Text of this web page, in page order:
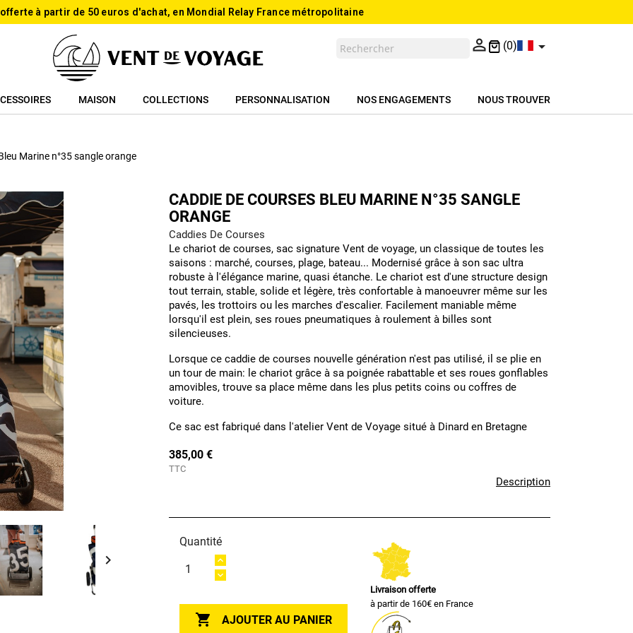
à partir de 50 euros d'achat, en Mondial Relay France métropolitaine
 (0) 
MAISON COLLECTIONS PERSONNALISATION NOS ENGAGEMENTS NOUS TROUVER
Marine n°35 sangle orange

CADDIE DE COURSES BLEU MARINE N°35 SANGLE
ORANGE
Caddies De Courses
Le chariot de courses, sac signature Vent de voyage, un classique de toutes les
saisons : marché, courses, plage, bateau... Modernisé grâce à son sac ultra
robuste à l'élégance marine, quasi étanche. Le chariot est d'une structure design
tout terrain, stable, solide et légère, très confortable à manoeuvrer même sur les
pavés, les trottoirs ou les marches d'escalier. Facilement maniable même
lorsqu'il est plein, ses roues pneumatiques à roulement à billes sont
silencieuses.
Lorsque ce caddie de courses nouvelle génération n'est pas utilisé, il se plie en
un tour de main: le chariot grâce à sa poignée rabattable et ses roues gonflables
amovibles, trouve sa place même dans les plus petits coins ou coffres de
voiture.
Ce sac est fabriqué dans l'atelier Vent de Voyage situé à Dinard en Bretagne
385,00 €
TTC
Description
Quantité
 AJOUTER AU PANIER
Livraison offerte
à partir de 160€ en France